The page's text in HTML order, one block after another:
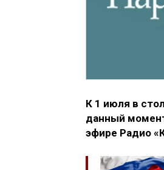
К 1 июля в
данный
эфире Радио